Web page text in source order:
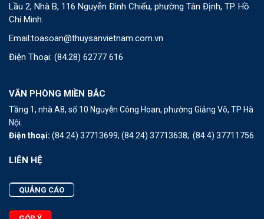
Lầu 2, Nhà B, 116 Nguyễn Đình Chiểu, phường Tân Định, TP. Hồ
Chí Minh.
Email:toasoan@thuysanvietnam.com.vn
Điện Thoại: (84.28) 62777 616
VĂN PHÒNG MIỀN BẮC
Tầng 1, nhà A8, số 10 Nguyễn Công Hoan, phường Giảng Võ, TP Hà
Nội.
Điện thoại: (84.24) 37713699; (84.24) 37713638; (84.4) 37711756
LIÊN HỆ
QUẢNG CÁO